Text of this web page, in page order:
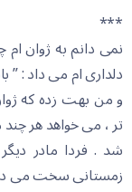
***
نمی دانم به ژوان
دلداری ام می داد : ”
و من بهت زده که
تر ، می خواهد هر
شد . فردا مادر
زمستانی سخت می